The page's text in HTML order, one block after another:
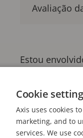
Avaliação
Estou
tecnologia.
para alcançar
indicações de
Cookie
Axis uses cookies
marketing, and to
services. We use